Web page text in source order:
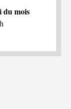
du mois